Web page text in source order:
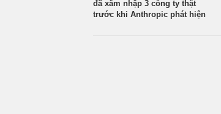
đã xâm nhập 3 công ty thật
trước khi Anthropic phát hiện